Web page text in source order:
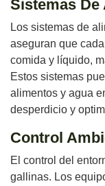
Sistemas De
Los sistemas de
aseguran que
comida y líquido,
Estos sistemas
alimentos y agua
desperdicio y
Control
El control del
gallinas. Los